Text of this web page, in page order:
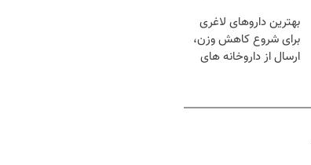
بهترین داروهای لاغری
برای شروع کاهش وزن،
ارسال از داروخانه های